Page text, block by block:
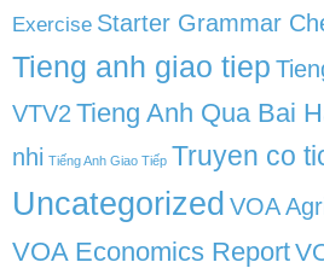
Exercise Starter Grammar
Tieng anh giao tiep
VTV2 Tieng Anh Qua Bai
nhi Tiếng Anh Giao Tiếp Truyen co
Uncategorized VOA
VOA Economics Report